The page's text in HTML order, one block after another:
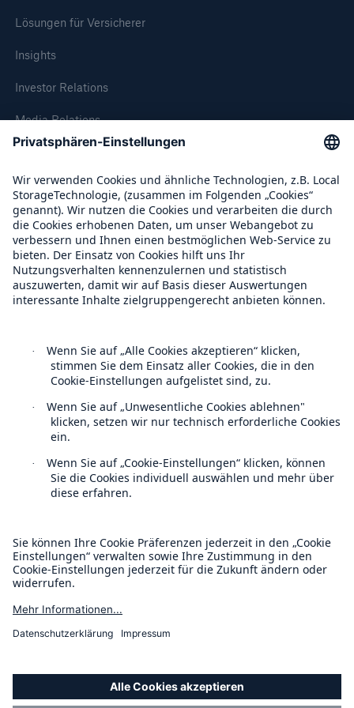
Lösungen für Versicherer
Insights
Investor Relations
Media Relations
Compliance
Über Munich Re
Munich Re Weltweit
Datenschutz
Rechtliche Hinweise
Sitemap
Impressum